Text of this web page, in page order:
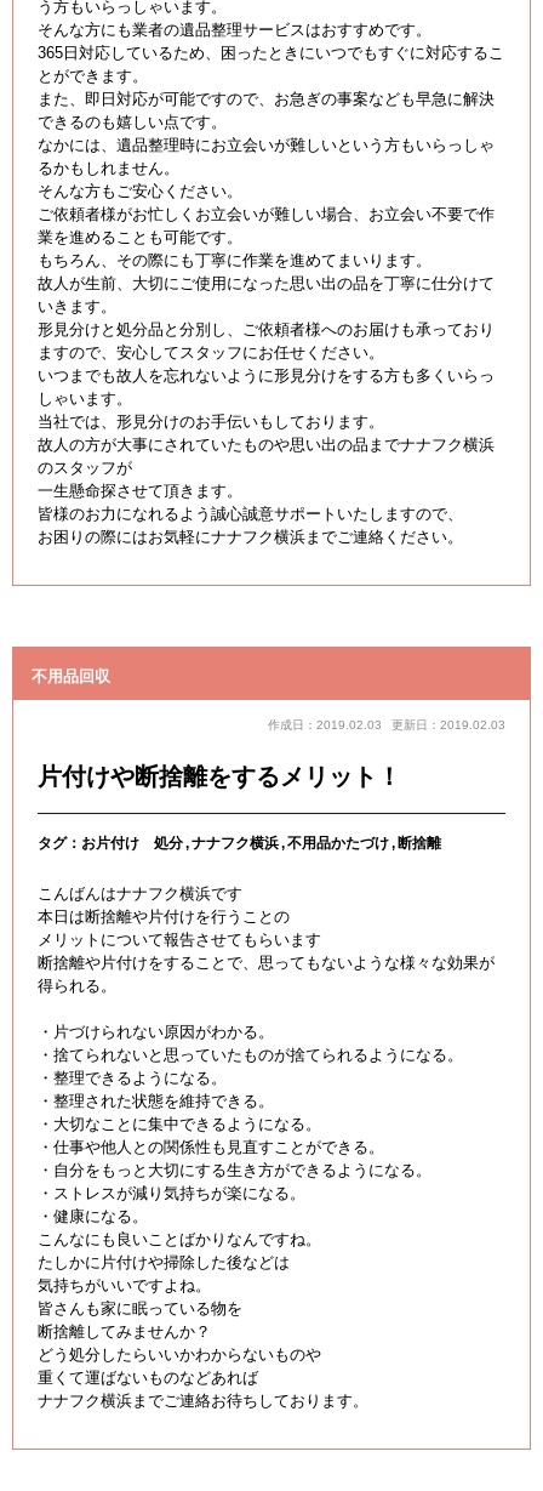
う方もいらっしゃいます。
そんな方にも業者の遺品整理サービスはおすすめです。
365日対応しているため、困ったときにいつでもすぐに対応するこ
とができます。
また、即日対応が可能ですので、お急ぎの事案なども早急に解決
できるのも嬉しい点です。
なかには、遺品整理時にお立会いが難しいという方もいらっしゃ
るかもしれません。
そんな方もご安心ください。
ご依頼者様がお忙しくお立会いが難しい場合、お立会い不要で作
業を進めることも可能です。
もちろん、その際にも丁寧に作業を進めてまいります。
故人が生前、大切にご使用になった思い出の品を丁寧に仕分けて
いきます。
形見分けと処分品と分別し、ご依頼者様へのお届けも承っており
ますので、安心してスタッフにお任せください。
いつまでも故人を忘れないように形見分けをする方も多くいらっ
しゃいます。
当社では、形見分けのお手伝いもしております。
故人の方が大事にされていたものや思い出の品までナナフク横浜
のスタッフが
一生懸命探させて頂きます。
皆様のお力になれるよう誠心誠意サポートいたしますので、
お困りの際にはお気軽にナナフク横浜までご連絡ください。
不用品回収
作成日：2019.02.03 更新日：2019.02.03
片付けや断捨離をするメリット！
タグ： お片付け 処分 ナナフク横浜 不用品かたづけ 断捨離
こんばんはナナフク横浜です
本日は断捨離や片付けを行うことの
メリットについて報告させてもらいます
断捨離や片付けをすることで、思ってもないような様々な効果が
得られる。
・片づけられない原因がわかる。
・捨てられないと思っていたものが捨てられるようになる。
・整理できるようになる。
・整理された状態を維持できる。
・大切なことに集中できるようになる。
・仕事や他人との関係性も見直すことができる。
・自分をもっと大切にする生き方ができるようになる。
・ストレスが減り気持ちが楽になる。
・健康になる。
こんなにも良いことばかりなんですね。
たしかに片付けや掃除した後などは
気持ちがいいですよね。
皆さんも家に眠っている物を
断捨離してみませんか？
どう処分したらいいかわからないものや
重くて運ばないものなどあれば
ナナフク横浜までご連絡お待ちしております。